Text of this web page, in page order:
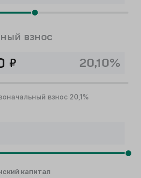
взнос
₽ 20,10%
взнос 20,1%
капитал